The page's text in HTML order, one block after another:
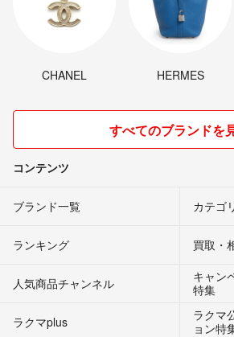
CHANEL HERMES
すべてのブランドを
コンテンツ
ブランド一覧 カテゴ
ランキング 買取・
人気商品チャンネル
キャン
特集
ラクマplus
ラクマ
ョン特